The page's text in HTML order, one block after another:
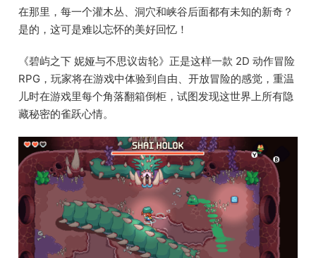
在那里，每一个灌木丛、洞穴和峡谷后面都有未知的新奇？
是的，这可是难以忘怀的美好回忆！
《碧屿之下 妮娅与不思议齿轮》正是这样一款 2D 动作冒险
RPG，玩家将在游戏中体验到自由、开放冒险的感觉，重温
儿时在游戏里每个角落翻箱倒柜，试图发现这世界上所有隐
藏秘密的雀跃心情。